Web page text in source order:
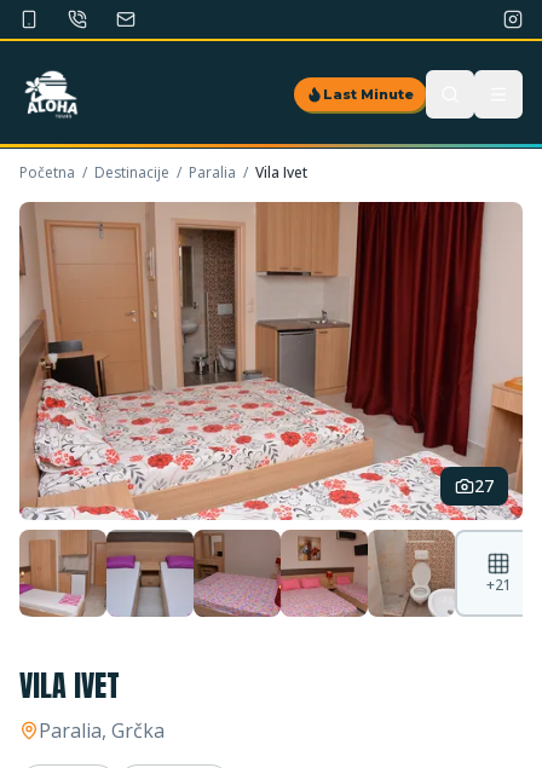
Last Minute
Početna / Destinacije / Paralia / Vila Ivet
27
+21
VILA IVET
Paralia, Grčka